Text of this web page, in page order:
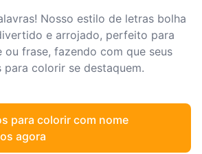
Nosso estilo de letras bolha
e arrojado, perfeito para
ou frase, fazendo com que seus
para colorir se destaquem.
para colorir com nome
agora